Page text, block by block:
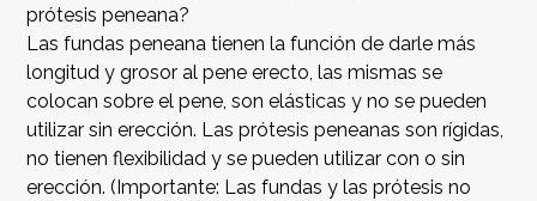
prótesis peneana?
Las fundas peneana tienen la función de darle más
longitud y grosor al pene erecto, las mismas se
colocan sobre el pene, son elásticas y no se pueden
utilizar sin erección. Las prótesis peneanas son rígidas,
no tienen flexibilidad y se pueden utilizar con o sin
erección. (Importante: Las fundas y las prótesis no